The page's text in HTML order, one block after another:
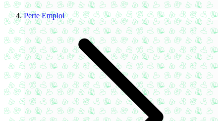
Perte Emploi